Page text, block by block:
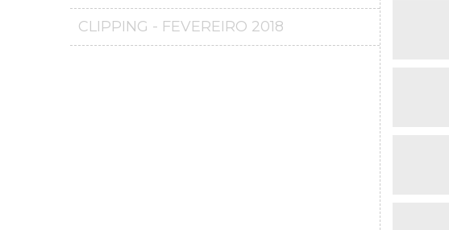
CLIPPING - FEVEREIRO 2018